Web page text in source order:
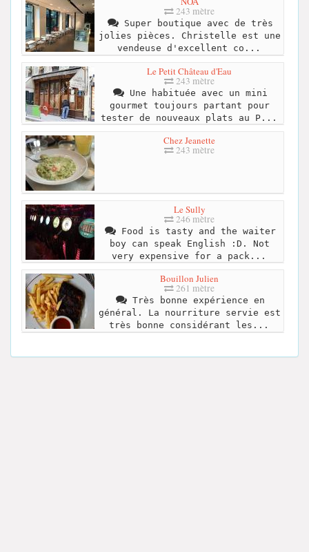
243 mètre
Super boutique avec de très
jolies pièces. Christelle est une
vendeuse d'excellent co...
Le Petit Château d'Eau
243 mètre
Une habituée avec un mini
gourmet toujours partant pour
tester de nouveaux plats au P...
Chez Jeanette
243 mètre
Le Sully
246 mètre
Food is tasty and the waiter
boy can speak English :D. Not
very expensive for a pack...
Bouillon Julien
261 mètre
Très bonne expérience en
général. La nourriture servie est
très bonne considérant les...